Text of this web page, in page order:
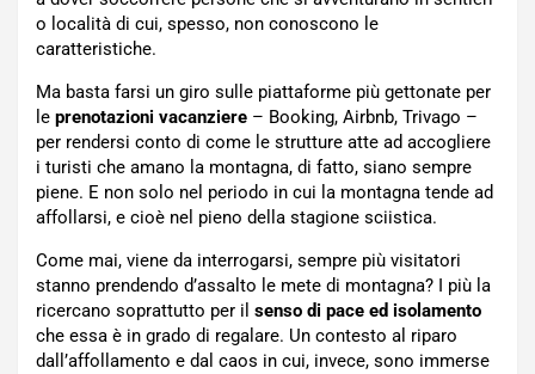
o località di cui, spesso, non conoscono le
caratteristiche.
Ma basta farsi un giro sulle piattaforme più gettonate per
le prenotazioni vacanziere – Booking, Airbnb, Trivago –
per rendersi conto di come le strutture atte ad accogliere
i turisti che amano la montagna, di fatto, siano sempre
piene. E non solo nel periodo in cui la montagna tende ad
affollarsi, e cioè nel pieno della stagione sciistica.
Come mai, viene da interrogarsi, sempre più visitatori
stanno prendendo d’assalto le mete di montagna? I più la
ricercano soprattutto per il senso di pace ed isolamento
che essa è in grado di regalare. Un contesto al riparo
dall’affollamento e dal caos in cui, invece, sono immerse